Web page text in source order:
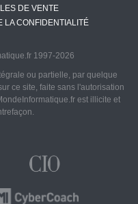
DE VENTE
LA CONFIDENTIALITÉ
1997-2026
ou partielle, par quelque
ce site, faite sans l'autorisation
est illicite et